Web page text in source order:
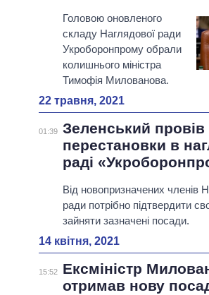
Головою оновленого
складу Наглядової ради
Укроборонпрому обрали
колишнього міністра
Тимофія Милованова.
22 травня, 2021
01:39 Зеленський провів
перестановки в
раді
Від новопризначених членів
ради потрібно підтвердити
зайняти зазначені посади.
14 квітня, 2021
15:52
Ексміністр
отримав нову